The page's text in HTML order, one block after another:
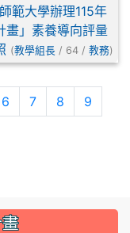
範大學辦理115年
畫」素養導向評量
(教學組長 / 64 / 教務)
6 7 8
9